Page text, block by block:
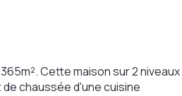
Cette maison sur 2 niveaux
chaussée d'une cuisine